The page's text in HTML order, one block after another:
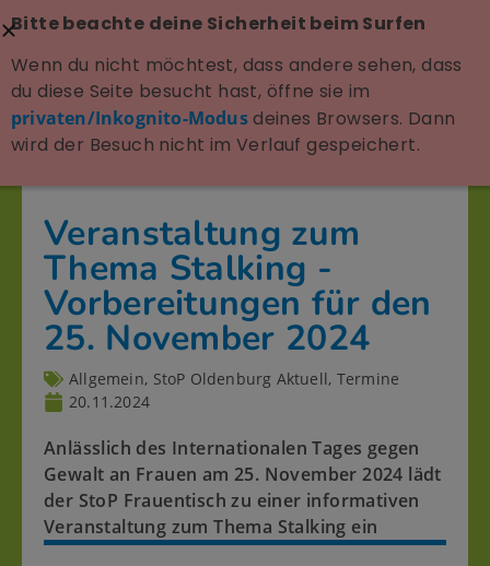
Veranstaltung zum
Thema Stalking -
Vorbereitungen für den
25. November 2024
Allgemein, StoP Oldenburg Aktuell, Termine
20.11.2024
Anlässlich des Internationalen Tages gegen
Gewalt an Frauen am 25. November 2024 lädt
der StoP Frauentisch zu einer informativen
Veranstaltung zum Thema Stalking ein
Bitte beachte deine Sicherheit beim Surfen
Wenn du nicht möchtest, dass andere sehen, dass
du diese Seite besucht hast, öffne sie im
privaten/Inkognito-Modusdeines Browsers. Dann
wird der Besuch nicht im Verlauf gespeichert.